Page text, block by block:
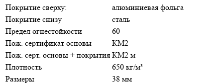
Покрытие сверху:
алюминиевая фольга
Покрытие снизу
сталь
Предел огнестойкости
60
Пож. сертификат основы
КМ2
Пож. серт. основы + покрытия КМ2 м
Плотность
650 кг/м³
Размеры
38 мм